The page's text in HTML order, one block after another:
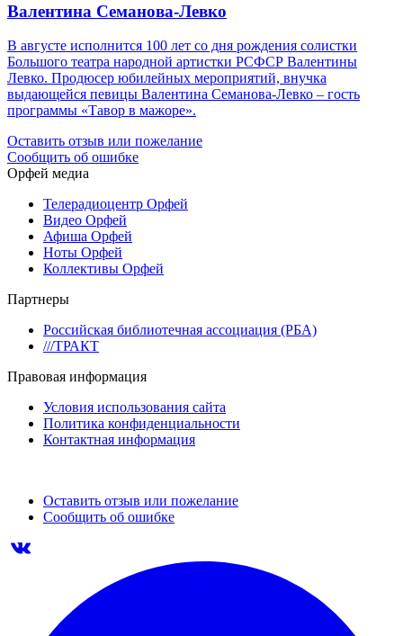
Валентина Семанова-Левко
В августе исполнится 100 лет со дня рождения солистки
Большого театра народной артистки РСФСР Валентины
Левко. Продюсер юбилейных мероприятий, внучка
выдающейся певицы Валентина Семанова-Левко – гость
программы «Тавор в мажоре».
Оставить отзыв или пожелание
Сообщить об ошибке
Орфей медиа
Телерадиоцентр Орфей
Видео Орфей
Афиша Орфей
Ноты Орфей
Коллективы Орфей
Партнеры
Российская библиотечная ассоциация (РБА)
///ТРАКТ
Правовая информация
Условия использования сайта
Политика конфиденциальности
Контактная информация
Оставить отзыв или пожелание
Сообщить об ошибке